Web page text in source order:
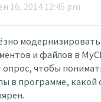
16, 2014 12:45 pm
модернизировать
и файлов в
чтобы
в программе, какой